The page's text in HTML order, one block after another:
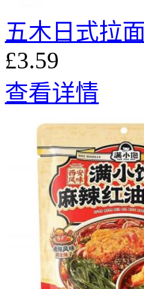
五木日式拉
£3.59
查看详情